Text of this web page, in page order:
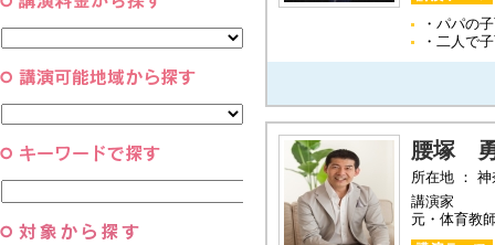
コーチング・メンタルヘルス・人
スポーツ
すべて
・パパの
・二人で
腰塚
所在地 ：
講演家
元・体育教